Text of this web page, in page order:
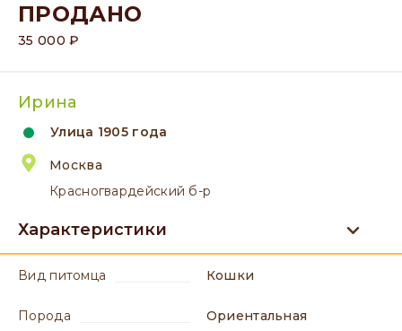
ПРОДАНО
35 000 ₽
Ирина
Улица 1905 года
Москва
Красногвардейский б-р
Характеристики
вид питомца Кошки
порода Ориентальная